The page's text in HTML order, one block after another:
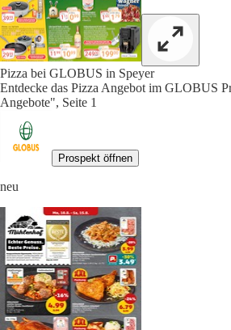
Pizza bei GLOBUS in Speyer
Entdecke das Pizza Angebot im GLOBUS
Angebote", Seite 1
Prospekt öffnen
neu